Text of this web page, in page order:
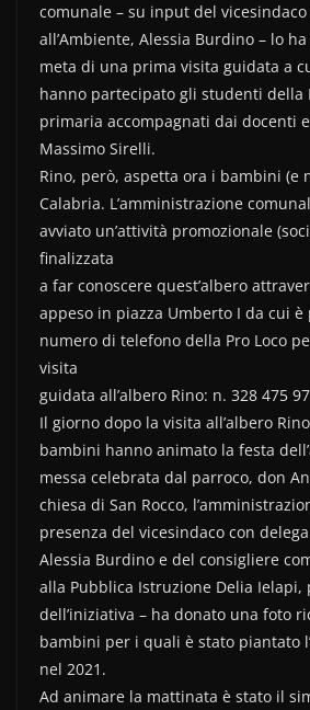
comunale – su input del vicesindaco
all’Ambiente, Alessia Burdino – lo
meta di una prima visita guidata a
hanno partecipato gli studenti della
primaria accompagnati dai docenti
Massimo Sirelli.
Rino, però, aspetta ora i bambini (e
Calabria. L’amministrazione
avviato un’attività promozionale
finalizzata
a far conoscere quest’albero
appeso in piazza Umberto I da cui
numero di telefono della Pro Loco
visita
guidata all’albero Rino: n. 328 475
Il giorno dopo la visita all’albero
bambini hanno animato la festa
messa celebrata dal parroco, don
chiesa di San Rocco,
presenza del vicesindaco con
Alessia Burdino e del consigliere
alla Pubblica Istruzione Delia Ielapi,
dell’iniziativa – ha donato una foto
bambini per i quali è stato piantato
nel 2021.
Ad animare la mattinata è stato il